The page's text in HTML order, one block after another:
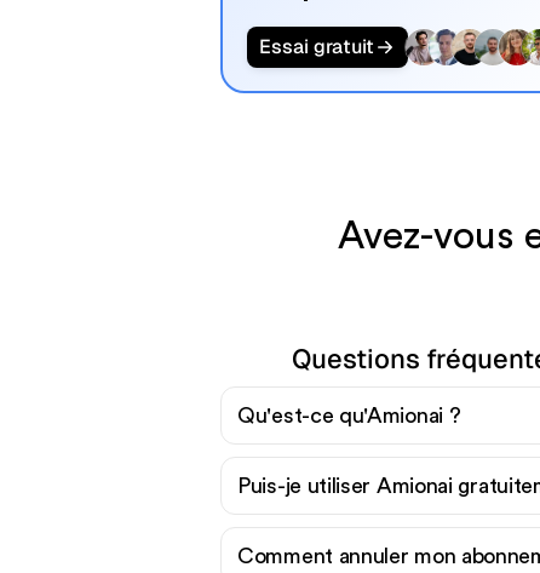
Essai gratuit
Avez-vous
Questions
Qu'est-ce qu'Amionai ?
Puis-je utiliser Amionai
Comment annuler mon